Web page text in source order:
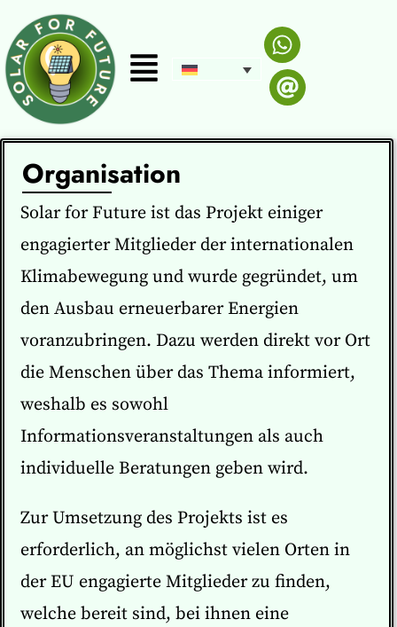
Organisation
Solar for Future ist das Projekt einiger
engagierter Mitglieder der internationalen
Klimabewegung und wurde gegründet, um
den Ausbau erneuerbarer Energien
voranzubringen. Dazu werden direkt vor Ort
die Menschen über das Thema informiert,
weshalb es sowohl
Informationsveranstaltungen als auch
individuelle Beratungen geben wird.
Zur Umsetzung des Projekts ist es
erforderlich, an möglichst vielen Orten in
der EU engagierte Mitglieder zu finden,
welche bereit sind, bei ihnen eine